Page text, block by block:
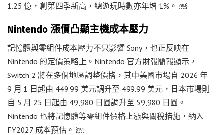
1.25 億，創第四季新高，總遊玩時數亦年增 1%。 ￼
Nintendo 漲價凸顯主機成本壓力
記憶體與零組件成本壓力不只影響 Sony，也正反映在
Nintendo 的定價策略上。Nintendo 官方財報簡報顯示，
Switch 2 將在多個地區調整價格，其中美國市場自 2026 年
9 月 1 日起由 449.99 美元調升至 499.99 美元，日本市場則
自 5 月 25 日起由 49,980 日圓調升至 59,980 日圓。
Nintendo 也將記憶體等零組件價格上漲與關稅措施，納入
FY2027 成本預估。 ￼